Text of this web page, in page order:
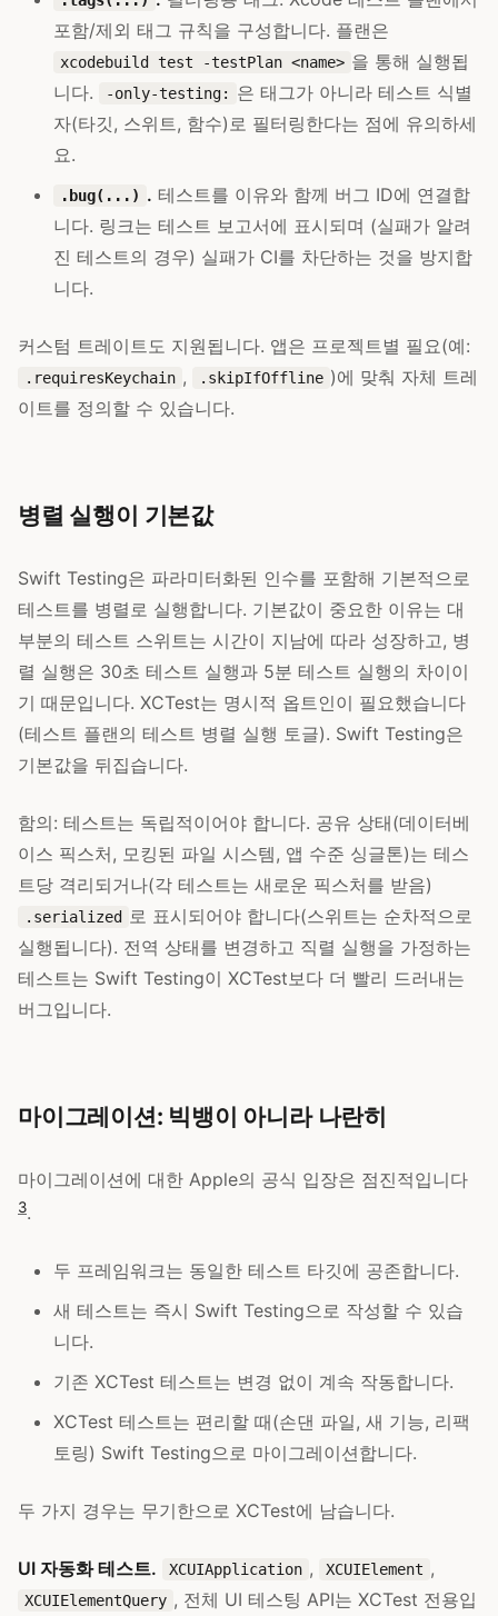
포함/제외 태그 규칙을 구성합니다. 플랜은
xcodebuild test -testPlan <name> 을 통해 실행됩
니다.
-only-testing:
은 태그가 아니라 테스트 식별
자(타깃, 스위트, 함수)로 필터링한다는 점에 유의하세
요.
.bug(...) . 테스트를 이유와 함께 버그 ID에 연결합
니다. 링크는 테스트 보고서에 표시되며 (실패가 알려
진 테스트의 경우) 실패가 CI를 차단하는 것을 방지합
니다.
커스텀 트레이트도 지원됩니다. 앱은 프로젝트별 필요(예:
.requiresKeychain , .skipIfOffline )에 맞춰 자체 트레
이트를 정의할 수 있습니다.
병렬 실행이 기본값
Swift Testing은 파라미터화된 인수를 포함해 기본적으로
테스트를 병렬로 실행합니다. 기본값이 중요한 이유는 대
부분의 테스트 스위트는 시간이 지남에 따라 성장하고, 병
렬 실행은 30초 테스트 실행과 5분 테스트 실행의 차이이
기 때문입니다. XCTest는 명시적 옵트인이 필요했습니다
(테스트 플랜의 테스트 병렬 실행 토글). Swift Testing은
기본값을 뒤집습니다.
함의: 테스트는 독립적이어야 합니다. 공유 상태(데이터베
이스 픽스처, 모킹된 파일 시스템, 앱 수준 싱글톤)는 테스
트당 격리되거나(각 테스트는 새로운 픽스처를 받음)
.serialized
로 표시되어야 합니다(스위트는 순차적으로
실행됩니다). 전역 상태를 변경하고 직렬 실행을 가정하는
테스트는 Swift Testing이 XCTest보다 더 빨리 드러내는
버그입니다.
마이그레이션: 빅뱅이 아니라 나란히
마이그레이션에 대한 Apple의 공식 입장은 점진적입니다
3.
두 프레임워크는 동일한 테스트 타깃에 공존합니다.
새 테스트는 즉시 Swift Testing으로 작성할 수 있습
니다.
기존 XCTest 테스트는 변경 없이 계속 작동합니다.
XCTest 테스트는 편리할 때(손댄 파일, 새 기능, 리팩
토링) Swift Testing으로 마이그레이션합니다.
두 가지 경우는 무기한으로 XCTest에 남습니다.
UI 자동화 테스트. XCUIApplication , XCUIElement ,
XCUIElementQuery , 전체 UI 테스팅 API는 XCTest 전용입